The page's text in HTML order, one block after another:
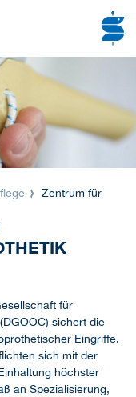
Zentrum für
für
sichert die
Eingriffe.
sich mit der
höchster
an Spezialisierung,